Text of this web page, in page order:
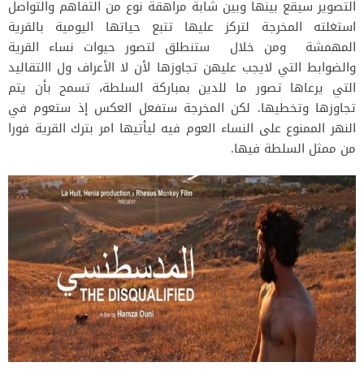
التصوير سيقع بينها وبين شابة مراهقة نوع من التفاهم والتواصل
استغلته المخرجة لتركز عليها تتبع حياتها اليومية بالقرية
المهمشة ومن خلال ستنطلق لتصور حيوات نساء القرية
والضوابط التي لايجب عليهن تجاوزها لأن لا الأعراف ول االتقاليد
التي يرعاها تصور ما للدين بمباركة السلطة، تسمح بأن يتم
تجاوزها وتخطيها. لكن المخرجة ستفعل العكس إذ ستعوم في
النهر الممنوع على النساء العوم فيه ليأتيها امر بترك القرية فورا
من ممثل السلطة فيها.